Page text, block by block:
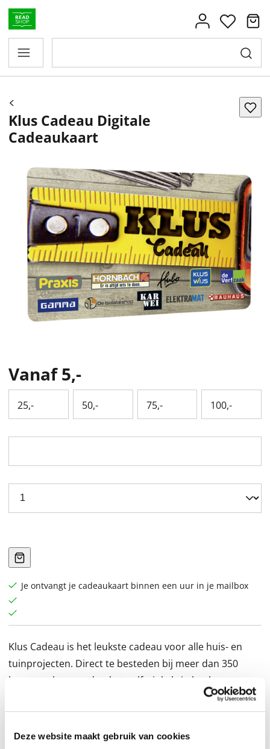
Deze website maakt gebruik van cookies
Klus Cadeau Digitale
Cadeaukaart
Vanaf5,-
25,- 50,- 75,- 100,-
Je ontvangt je cadeaukaart binnen een uur in je mailbox
Klus Cadeau is het leukste cadeau voor alle huis- en
tuinprojecten. Direct te besteden bij meer dan 350
bouwmarkten en doe-het-zelf winkels in heel
Nederland. Van gereedschap en verf tot hout en
behang: alles voor jouw droomhuis of -tuin. Perfect
voor elke klusser, van beginner tot professional! Zodat